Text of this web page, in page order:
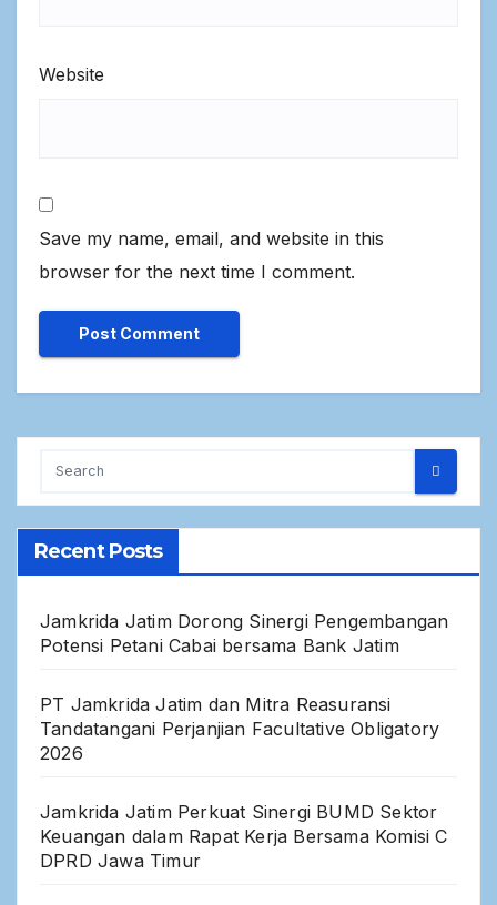
Website
Save my name, email, and website in this
browser for the next time I comment.
Recent Posts
Jamkrida Jatim Dorong Sinergi Pengembangan
Potensi Petani Cabai bersama Bank Jatim
PT Jamkrida Jatim dan Mitra Reasuransi
Tandatangani Perjanjian Facultative Obligatory
2026
Jamkrida Jatim Perkuat Sinergi BUMD Sektor
Keuangan dalam Rapat Kerja Bersama Komisi C
DPRD Jawa Timur